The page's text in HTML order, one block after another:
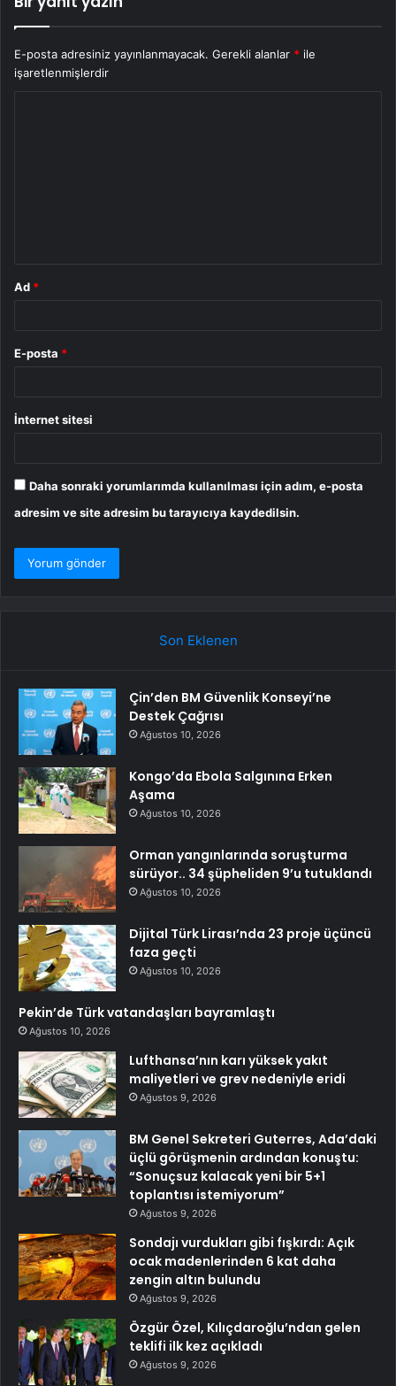
E-posta adresiniz yayınlanmayacak. Gerekli alanlar * ile
işaretlenmişlerdir
Ad *
E-posta *
İnternet sitesi
Daha sonraki yorumlarımda kullanılması için adım, e-posta
adresim ve site adresim bu tarayıcıya kaydedilsin.
Son Eklenen
Çin’den BM Güvenlik Konseyi’ne
Destek Çağrısı
Ağustos 10, 2026
Kongo’da Ebola Salgınına Erken
Aşama
Ağustos 10, 2026
Orman yangınlarında soruşturma
sürüyor.. 34 şüpheliden 9’u tutuklandı
Ağustos 10, 2026
Dijital Türk Lirası’nda 23 proje üçüncü
faza geçti
Ağustos 10, 2026
Pekin’de Türk vatandaşları bayramlaştı
Ağustos 10, 2026
Lufthansa’nın karı yüksek yakıt
maliyetleri ve grev nedeniyle eridi
Ağustos 9, 2026
BM Genel Sekreteri Guterres, Ada’daki
üçlü görüşmenin ardından konuştu:
“Sonuçsuz kalacak yeni bir 5+1
toplantısı istemiyorum”
Ağustos 9, 2026
Sondajı vurdukları gibi fışkırdı: Açık
ocak madenlerinden 6 kat daha
zengin altın bulundu
Ağustos 9, 2026
Özgür Özel, Kılıçdaroğlu’ndan gelen
teklifi ilk kez açıkladı
Ağustos 9, 2026